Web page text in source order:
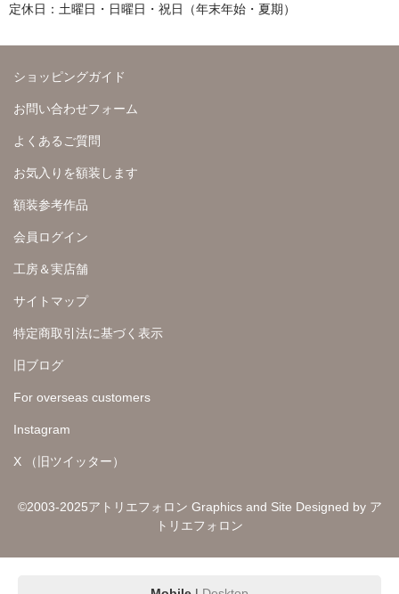
定休日：土曜日・日曜日・祝日（年末年始・夏期）
ショッピングガイド
お問い合わせフォーム
よくあるご質問
お気入りを額装します
額装参考作品
会員ログイン
工房＆実店舗
サイトマップ
特定商取引法に基づく表示
旧ブログ
For overseas customers
Instagram
X （旧ツイッター）
©2003-2025アトリエフォロン Graphics and Site Designed by ア
トリエフォロン